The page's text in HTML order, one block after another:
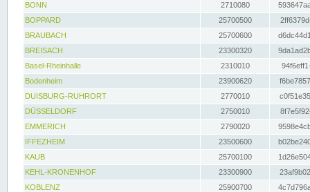
BONN
2710080
BOPPARD
25700500
BRAUBACH
25700600
BREISACH
23300320
Basel-Rheinhalle
2310010
Bodenheim
23900620
DUISBURG-RUHRORT
2770010
DÜSSELDORF
2750010
EMMERICH
2790020
IFFEZHEIM
23500600
KAUB
25700100
KEHL-KRONENHOF
23300900
KOBLENZ
25900700